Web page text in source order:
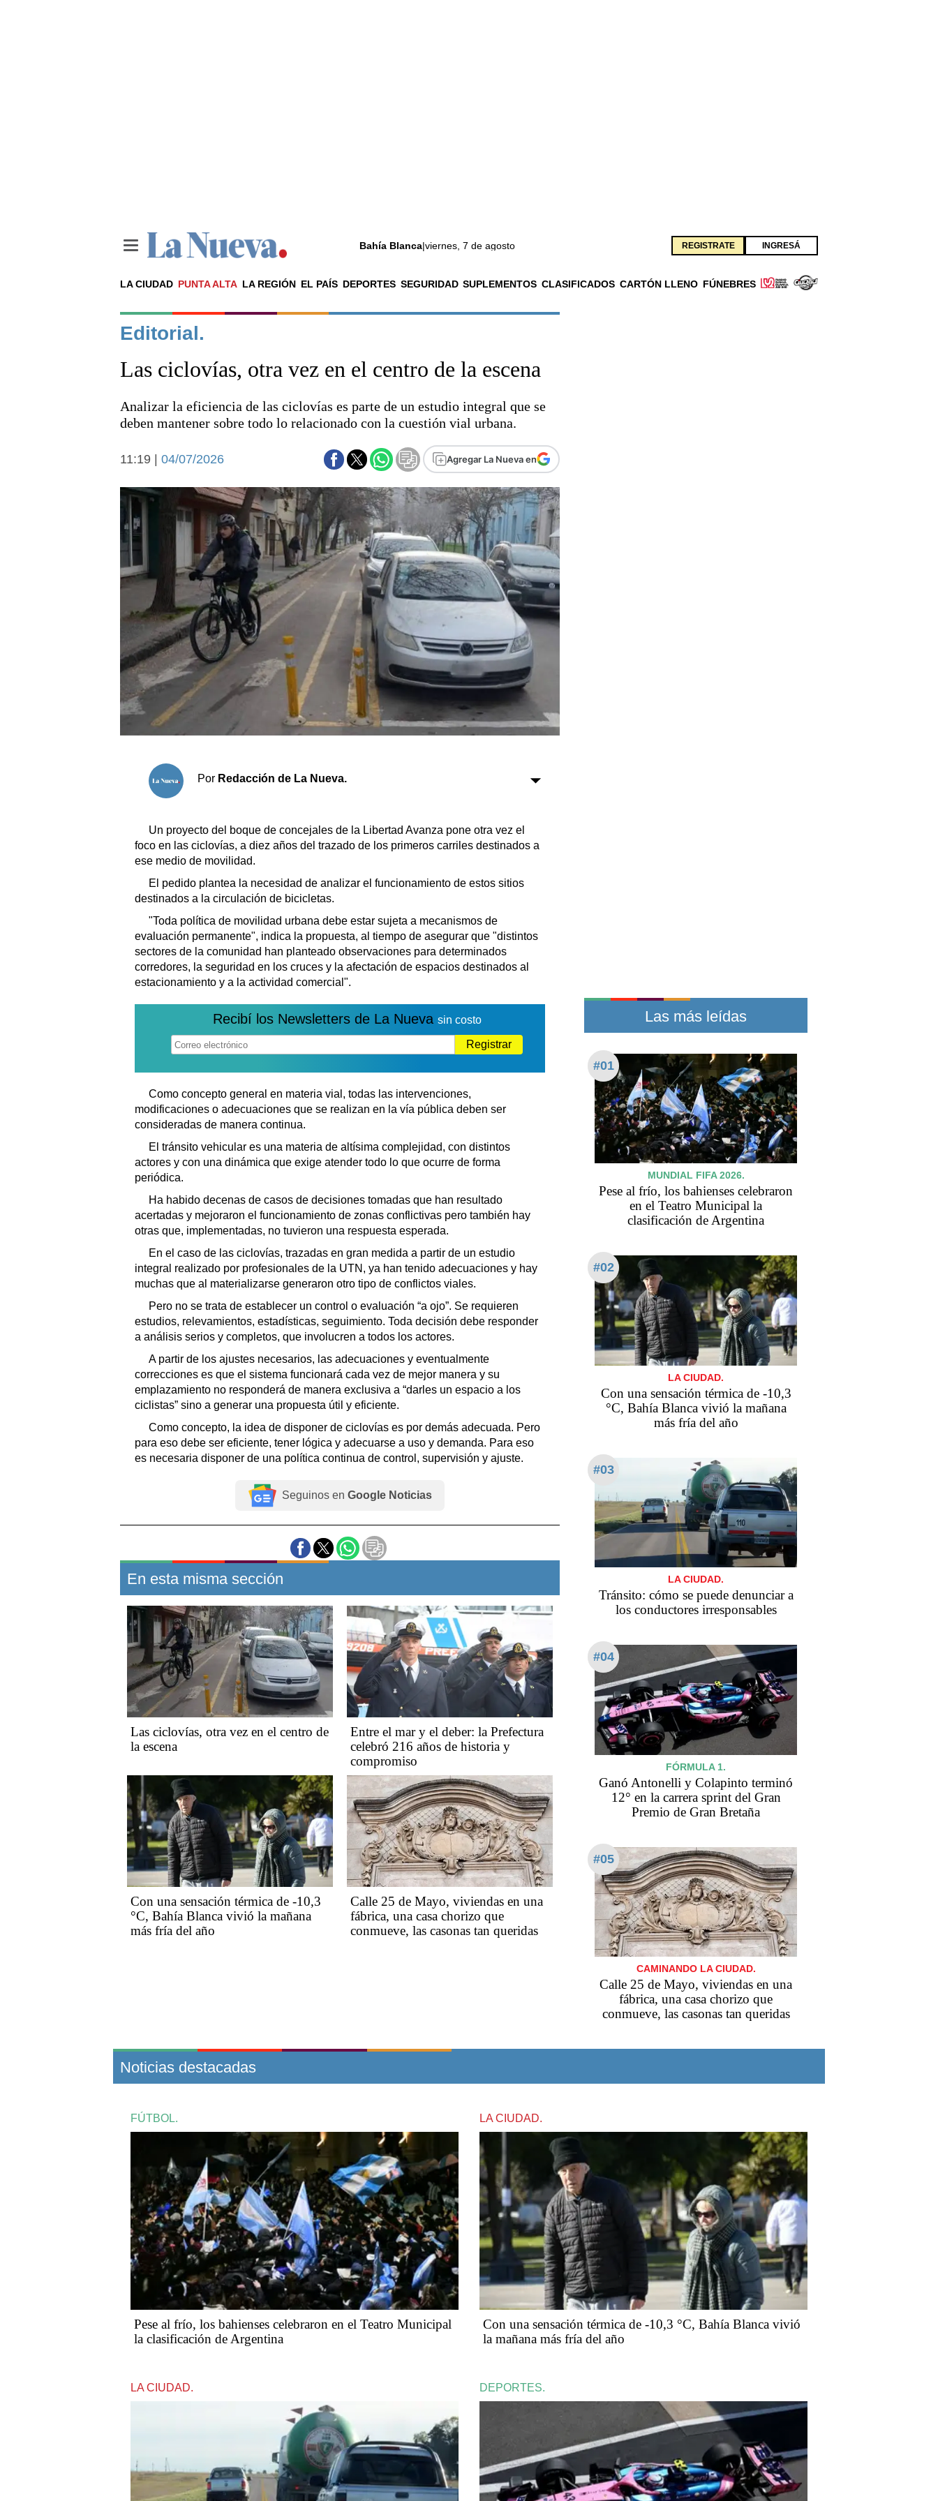
Bahía Blanca|viernes, 7 de agosto REGISTRATE INGRESÁ
LA CIUDAD PUNTA ALTA LA REGIÓN EL PAÍS DEPORTES SEGURIDAD SUPLEMENTOS CLASIFICADOS CARTÓN LLENO FÚNEBRES
Noticias
La ciudad
El país
Seguridad
Opinión
Liga del Sur
Fútbol
Federal A
Arte y cultura
Aplausos
Cines
Economía y campo
Economía y finanzas
Con el campo
Espacio empresas
Sociedad y tiempo libre
Sociedad
Tecnología
Turismo
Es viral
El tiempo
Clasificados
Horóscopo
Servicios
Farmacias
Transportes
Datos Útiles
Fúnebres
Edictos
Teléfonos de urgencia
Editorial.
Las ciclovías, otra vez en el centro de la escena
Analizar la eficiencia de las ciclovías es parte de un estudio integral que se
deben mantener sobre todo lo relacionado con la cuestión vial urbana.
Agregar La Nueva en
11:19 | 04/07/2026
Por Redacción de La Nueva.
Un proyecto del boque de concejales de la Libertad Avanza pone otra vez el
foco en las ciclovías, a diez años del trazado de los primeros carriles destinados a
ese medio de movilidad.
El pedido plantea la necesidad de analizar el funcionamiento de estos sitios
destinados a la circulación de bicicletas.
"Toda política de movilidad urbana debe estar sujeta a mecanismos de
evaluación permanente", indica la propuesta, al tiempo de asegurar que "distintos
sectores de la comunidad han planteado observaciones para determinados
corredores, la seguridad en los cruces y la afectación de espacios destinados al
estacionamiento y a la actividad comercial".
Recibí los Newsletters de La Nueva sin costo
Registrar
Como concepto general en materia vial, todas las intervenciones,
modificaciones o adecuaciones que se realizan en la vía pública deben ser
consideradas de manera continua.
El tránsito vehicular es una materia de altísima complejidad, con distintos
actores y con una dinámica que exige atender todo lo que ocurre de forma
periódica.
Ha habido decenas de casos de decisiones tomadas que han resultado
acertadas y mejoraron el funcionamiento de zonas conflictivas pero también hay
otras que, implementadas, no tuvieron una respuesta esperada.
En el caso de las ciclovías, trazadas en gran medida a partir de un estudio
integral realizado por profesionales de la UTN, ya han tenido adecuaciones y hay
muchas que al materializarse generaron otro tipo de conflictos viales.
Pero no se trata de establecer un control o evaluación “a ojo”. Se requieren
estudios, relevamientos, estadísticas, seguimiento. Toda decisión debe responder
a análisis serios y completos, que involucren a todos los actores.
A partir de los ajustes necesarios, las adecuaciones y eventualmente
correcciones es que el sistema funcionará cada vez de mejor manera y su
emplazamiento no responderá de manera exclusiva a “darles un espacio a los
ciclistas” sino a generar una propuesta útil y eficiente.
Como concepto, la idea de disponer de ciclovías es por demás adecuada. Pero
para eso debe ser eficiente, tener lógica y adecuarse a uso y demanda. Para eso
es necesaria disponer de una política continua de control, supervisión y ajuste.
Seguinos en Google Noticias
En esta misma sección
Las ciclovías, otra vez en el centro de
la escena
Entre el mar y el deber: la Prefectura
celebró 216 años de historia y
compromiso
Con una sensación térmica de -10,3
°C, Bahía Blanca vivió la mañana
más fría del año
Calle 25 de Mayo, viviendas en una
fábrica, una casa chorizo que
conmueve, las casonas tan queridas
Las más leídas
#01
MUNDIAL FIFA 2026.
Pese al frío, los bahienses celebraron
en el Teatro Municipal la
clasificación de Argentina
#02
LA CIUDAD.
Con una sensación térmica de -10,3
°C, Bahía Blanca vivió la mañana
más fría del año
#03
LA CIUDAD.
Tránsito: cómo se puede denunciar a
los conductores irresponsables
#04
FÓRMULA 1.
Ganó Antonelli y Colapinto terminó
12° en la carrera sprint del Gran
Premio de Gran Bretaña
#05
CAMINANDO LA CIUDAD.
Calle 25 de Mayo, viviendas en una
fábrica, una casa chorizo que
conmueve, las casonas tan queridas
Noticias destacadas
FÚTBOL.
Pese al frío, los bahienses celebraron en el Teatro Municipal
la clasificación de Argentina
LA CIUDAD.
Con una sensación térmica de -10,3 °C, Bahía Blanca vivió
la mañana más fría del año
LA CIUDAD. DEPORTES.